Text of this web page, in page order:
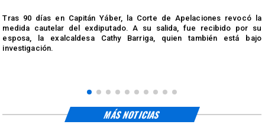
Tras 90 días en Capitán Yáber, la Corte de Apelaciones revocó la
medida cautelar del exdiputado. A su salida, fue recibido por su
esposa, la exalcaldesa Cathy Barriga, quien también está bajo
investigación.
MÁS NOTICIAS